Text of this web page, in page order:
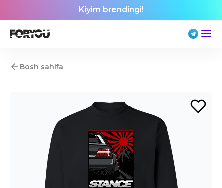
Kiyim brendingi!
Bosh sahifa